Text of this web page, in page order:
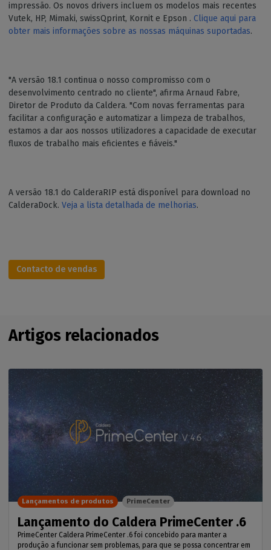
impressão. Os novos drivers incluem os modelos mais recentes
Vutek, HP, Mimaki, swissQprint, Kornit e Epson . Clique aqui para
obter mais informações sobre as nossas máquinas suportadas.
"A versão 18.1 continua o nosso compromisso com o
desenvolvimento centrado no cliente", afirma Arnaud Fabre,
Diretor de Produto da Caldera. "Com novas ferramentas para
facilitar a configuração e automatizar a limpeza de trabalhos,
estamos a dar aos nossos utilizadores a capacidade de executar
fluxos de trabalho mais eficientes e fiáveis."
A versão 18.1 do CalderaRIP está disponível para download no
CalderaDock. Veja a lista detalhada de melhorias.
Contacto de vendas
Artigos relacionados
Lançamento do Caldera PrimeCenter .6
PrimeCenter Caldera PrimeCenter .6 foi concebido para manter a
produção a funcionar sem problemas, para que se possa concentrar em
Lançamentos de produtos PrimeCenter